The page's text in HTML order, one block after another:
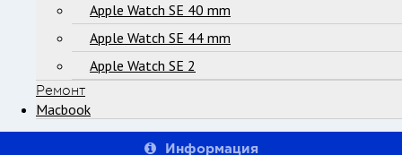
Apple Watch SE 40 mm
Apple Watch SE 44 mm
Apple Watch SE 2
Ремонт
Macbook
Информация